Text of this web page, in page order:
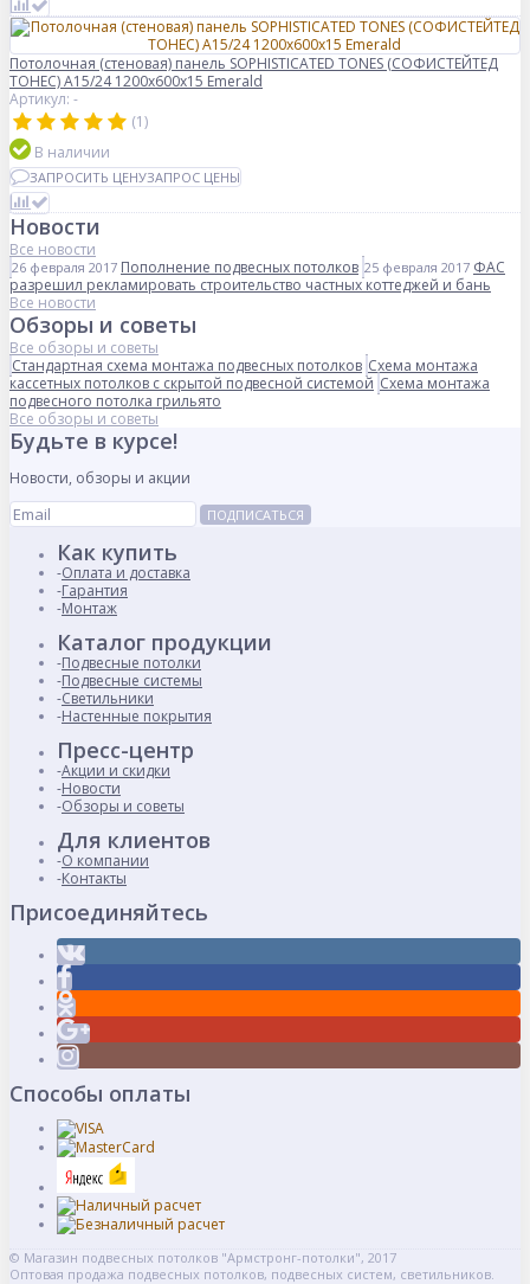
Потолочная (стеновая) панель SOPHISTICATED TONES (СОФИСТЕЙТЕД
ТОНЕС) A15/24 1200x600x15 Emerald
Артикул: -
(1)
В наличии
ЗАПРОСИТЬ ЦЕНУЗАПРОС ЦЕНЫ
Новости
Все новости
26 февраля 2017 Пополнение подвесных потолков 25 февраля 2017 ФАС
разрешил рекламировать строительство частных коттеджей и бань
Все новости
Обзоры и советы
Все обзоры и советы
Стандартная схема монтажа подвесных потолков Схема монтажа
кассетных потолков с скрытой подвесной системой Схема монтажа
подвесного потолка грильято
Все обзоры и советы
Будьте в курсе!
Новости, обзоры и акции
ПОДПИСАТЬСЯ
Как купить
Оплата и доставка
Гарантия
Монтаж
Каталог продукции
Подвесные потолки
Подвесные системы
Светильники
Настенные покрытия
Пресс-центр
Акции и скидки
Новости
Обзоры и советы
Для клиентов
О компании
Контакты
Присоединяйтесь
Способы оплаты
© Магазин подвесных потолков "Армстронг-потолки", 2017
Оптовая продажа подвесных потолков, подвесных систем, светильников.